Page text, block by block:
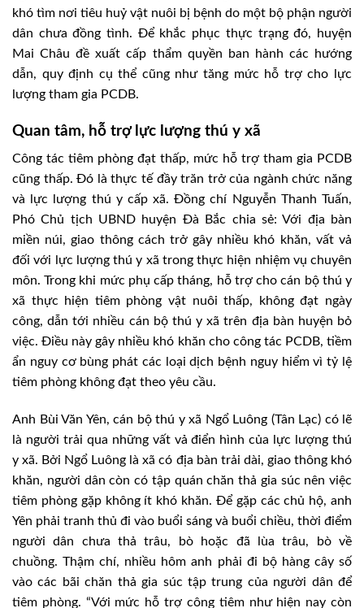
khó tìm nơi tiêu huỷ vật nuôi bị bệnh do một bộ phận người
dân chưa đồng tình. Để khắc phục thực trạng đó, huyện
Mai Châu đề xuất cấp thẩm quyền ban hành các hướng
dẫn, quy định cụ thể cũng như tăng mức hỗ trợ cho lực
lượng tham gia PCDB.
Quan tâm, hỗ trợ lực lượng thú y xã
Công tác tiêm phòng đạt thấp, mức hỗ trợ tham gia PCDB
cũng thấp. Đó là thực tế đầy trăn trở của ngành chức năng
và lực lượng thú y cấp xã. Đồng chí Nguyễn Thanh Tuấn,
Phó Chủ tịch UBND huyện Đà Bắc chia sẻ: Với địa bàn
miền núi, giao thông cách trở gây nhiều khó khăn, vất vả
đối với lực lượng thú y xã trong thực hiện nhiệm vụ chuyên
môn. Trong khi mức phụ cấp tháng, hỗ trợ cho cán bộ thú y
xã thực hiện tiêm phòng vật nuôi thấp, không đạt ngày
công, dẫn tới nhiều cán bộ thú y xã trên địa bàn huyện bỏ
việc. Điều này gây nhiều khó khăn cho công tác PCDB, tiềm
ẩn nguy cơ bùng phát các loại dịch bệnh nguy hiểm vì tỷ lệ
tiêm phòng không đạt theo yêu cầu.
Anh Bùi Văn Yên, cán bộ thú y xã Ngổ Luông (Tân Lạc) có lẽ
là người trải qua những vất vả điển hình của lực lượng thú
y xã. Bởi Ngổ Luông là xã có địa bàn trải dài, giao thông khó
khăn, người dân còn có tập quán chăn thả gia súc nên việc
tiêm phòng gặp không ít khó khăn. Để gặp các chủ hộ, anh
Yên phải tranh thủ đi vào buổi sáng và buổi chiều, thời điểm
người dân chưa thả trâu, bò hoặc đã lùa trâu, bò về
chuồng. Thậm chí, nhiều hôm anh phải đi bộ hàng cây số
vào các bãi chăn thả gia súc tập trung của người dân để
tiêm phòng. “Với mức hỗ trợ công tiêm như hiện nay còn